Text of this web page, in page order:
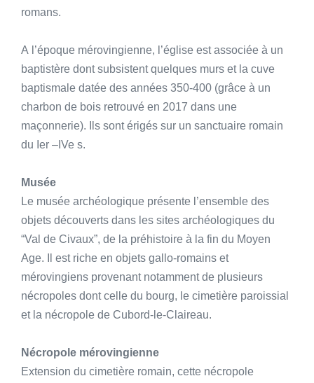
romans.
A l’époque mérovingienne, l’église est associée à un
baptistère dont subsistent quelques murs et la cuve
baptismale datée des années 350-400 (grâce à un
charbon de bois retrouvé en 2017 dans une
maçonnerie). Ils sont érigés sur un sanctuaire romain
du Ier –IVe s.
Musée
Le musée archéologique présente l’ensemble des
objets découverts dans les sites archéologiques du
“Val de Civaux”, de la préhistoire à la fin du Moyen
Age. Il est riche en objets gallo-romains et
mérovingiens provenant notamment de plusieurs
nécropoles dont celle du bourg, le cimetière paroissial
et la nécropole de Cubord-le-Claireau.
Nécropole mérovingienne
Extension du cimetière romain, cette nécropole